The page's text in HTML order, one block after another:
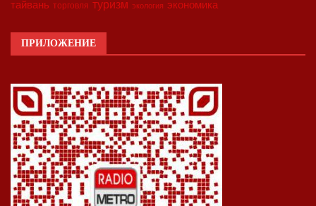
тайвань торговля туризм экология экономика
ПРИЛОЖЕНИЕ